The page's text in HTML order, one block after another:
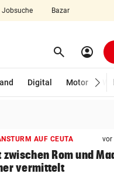
Jobsuche Bazar
search Suchen
account_circle
Digital Motor
AUF CEUTA vor
Rom und
vermittelt